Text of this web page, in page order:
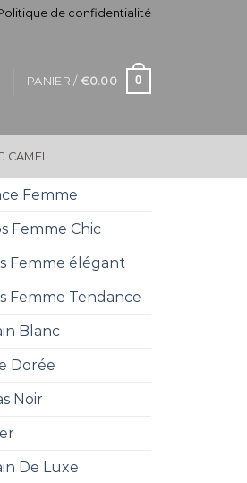
de confidentialité
PANIER / €0.00 0
CAMEL
Femme
Femme Chic
Femme élégant
Femme Tendance
Blanc
Dorée
Noir
De Luxe